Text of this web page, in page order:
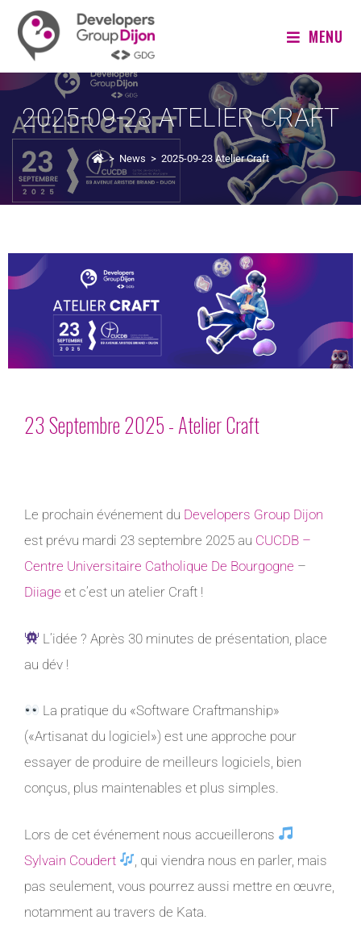
MENU
2025-09-23 ATELIER CRAFT
> News > 2025-09-23 Atelier Craft
23 Septembre 2025 - Atelier Craft
Le prochain événement du Developers Group Dijon
est prévu mardi 23 septembre 2025 au CUCDB –
Centre Universitaire Catholique De Bourgogne –
Diiage et c’est un atelier Craft !
L’idée ? Après 30 minutes de présentation, place
au dév !
La pratique du «Software Craftmanship»
(«Artisanat du logiciel») est une approche pour
essayer de produire de meilleurs logiciels, bien
conçus, plus maintenables et plus simples.
Lors de cet événement nous accueillerons
Sylvain Coudert
, qui viendra nous en parler, mais
pas seulement, vous pourrez aussi mettre en œuvre,
notamment au travers de Kata.